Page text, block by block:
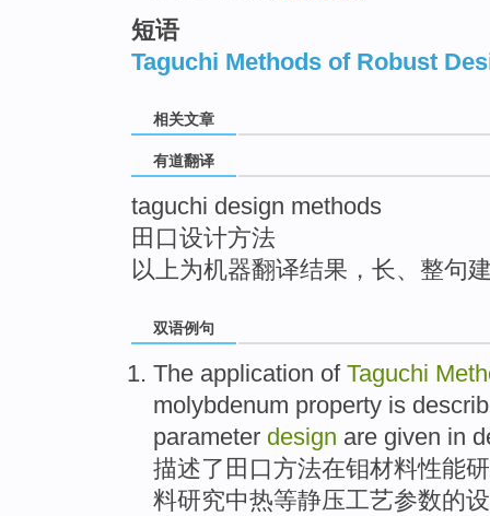
短语
Taguchi Methods of Robust
相关文章
有道翻译
taguchi design methods
田口设计方法
以上为机器翻译结果，长、整句
双语例句
The application of Taguchi
molybdenum property is
parameter design are given in
描述了 田口方法在钼材料性能
料研究中热等静压工艺参数的